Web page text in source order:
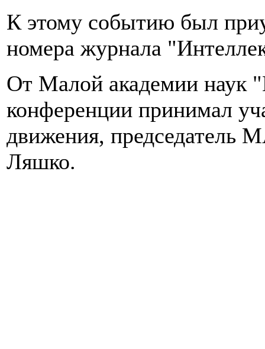
К этому событию был
номера журнала
От Малой академии наук
конференции принимал
движения,
Ляшко.